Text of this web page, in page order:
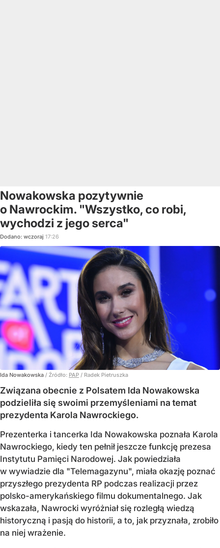
Nowakowska pozytywnie
o Nawrockim. "Wszystko, co robi,
wychodzi z jego serca"
Dodano: wczoraj 17:26
Ida Nowakowska / Źródło: PAP / Radek Pietruszka
Związana obecnie z Polsatem Ida Nowakowska
podzieliła się swoimi przemyśleniami na temat
prezydenta Karola Nawrockiego.
Prezenterka i tancerka Ida Nowakowska poznała Karola
Nawrockiego, kiedy ten pełnił jeszcze funkcję prezesa
Instytutu Pamięci Narodowej. Jak powiedziała
w wywiadzie dla "Telemagazynu", miała okazję poznać
przyszłego prezydenta RP podczas realizacji przez
polsko-amerykańskiego filmu dokumentalnego. Jak
wskazała, Nawrocki wyróżniał się rozległą wiedzą
historyczną i pasją do historii, a to, jak przyznała, zrobiło
na niej wrażenie.